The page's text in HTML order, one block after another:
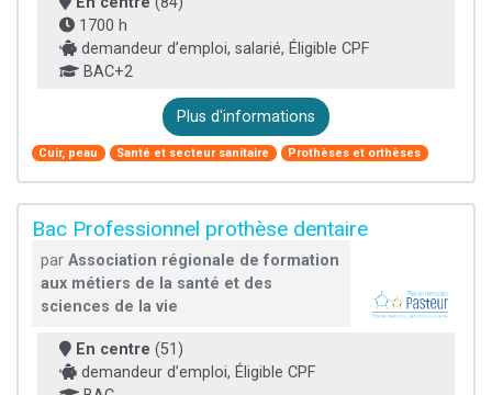
1700 h
demandeur d’emploi, salarié, Éligible CPF
BAC+2
Plus d'informations
Cuir, peau Santé et secteur sanitaire Prothèses et orthèses
Bac Professionnel prothèse dentaire
par Association régionale de formation
aux métiers de la santé et des
sciences de la vie
En centre (51)
demandeur d’emploi, Éligible CPF